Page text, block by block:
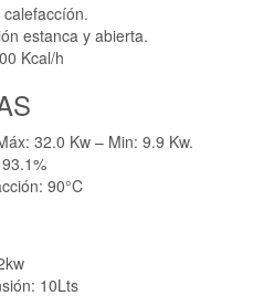
estanca y abierta.
Kcal/h
32.0 Kw – Min: 9.9 Kw.
90°C
10Lts